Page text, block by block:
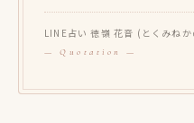
LINE占い 徳嶺 花音 (とくみね